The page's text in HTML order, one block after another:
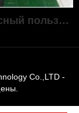
Ультра-портативный высококлассный пользовательский авиационный корпус
Co.,LTD -